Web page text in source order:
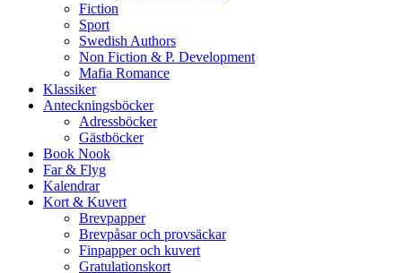
Fiction
Sport
Swedish Authors
Non Fiction & P. Development
Mafia Romance
Klassiker
Anteckningsböcker
Adressböcker
Gästböcker
Book Nook
Far & Flyg
Kalendrar
Kort & Kuvert
Brevpapper
Brevpåsar och provsäckar
Finpapper och kuvert
Gratulationskort